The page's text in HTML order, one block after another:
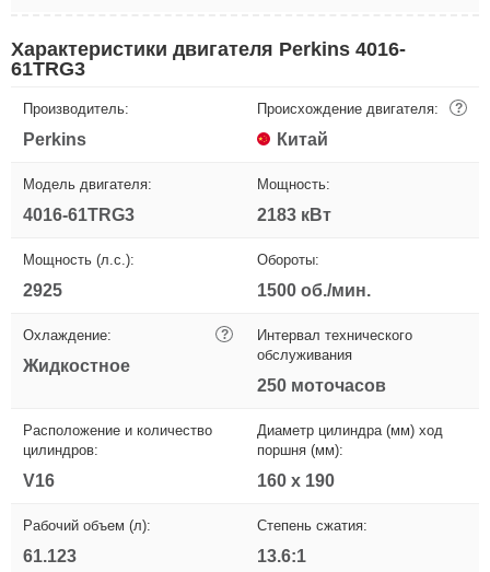
Характеристики двигателя Perkins 4016-
61TRG3
Производитель:
Perkins
Происхождение двигателя: ?
Китай
Модель двигателя:
4016-61TRG3
Мощность:
2183 кВт
Мощность (л.с.):
2925
Обороты:
1500 об./мин.
Охлаждение: ?
Жидкостное
Интервал технического
обслуживания
250 моточасов
Расположение и количество
цилиндров:
V16
Диаметр цилиндра (мм) ход
поршня (мм):
160 х 190
Рабочий объем (л):
61.123
Степень сжатия:
13.6:1